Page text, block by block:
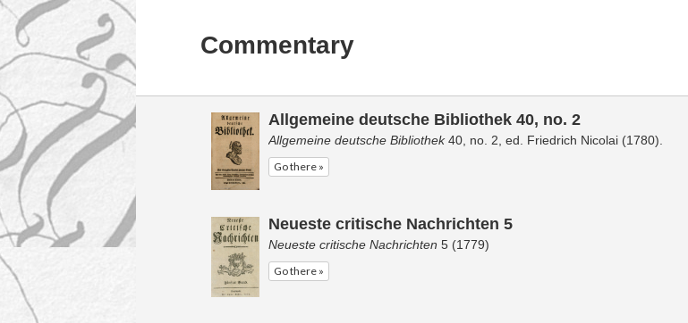
Commentary
Allgemeine deutsche Bibliothek 40, no. 2
Allgemeine deutsche Bibliothek40, no. 2, ed. Friedrich Nicolai (1780).
Go there »
Neueste critische Nachrichten 5
Neueste critische Nachrichten 5 (1779)
Go there »